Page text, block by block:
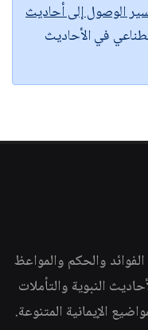
الوصول إلى أحاديث
في الأحاديث
والحكم والمواعظ
النبوية والتأملات
الإيمانية المتنوعة.